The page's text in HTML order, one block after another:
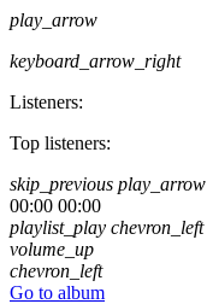
play_arrow
keyboard_arrow_right
Listeners:
Top listeners:
skip_previous play_arrow
00:00 00:00
playlist_play chevron_left
volume_up
chevron_left
Go to album